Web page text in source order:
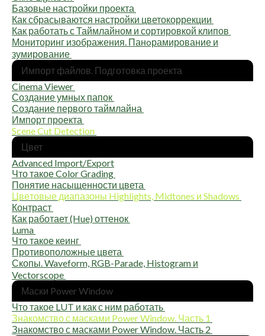
Базо­вые настрой­ки проекта
Как сбра­сы­ва­ют­ся настрой­ки цветокоррекции
Как рабо­тать с Тайм­ла­й­ном и сор­ти­ров­ко­й клипов
Мони­то­ринг изоб­ра­же­ния. Панoра­ми­ро­ва­ние и
зумирование
Импорт фай­лов. Под­го­тов­ка проекта
Cinema Viewer
Созда­ние умных папок
Созда­ние пер­во­го таймлайна
Импорт проекта
Scene Cut Detection
Цвет
Advanced Import/Export
Что такое Color Grading
Поня­тие насы­щен­но­сти цвета
Цве­то­вые диа­па­зо­ны Highlights, Midtones и Shadows
Контраст
Как рабо­та­ет (Hue) оттенок
Luma
Что такое кеинг
Про­ти­во­по­лож­ные цвета
Ско­пы. Waveform, RGB-Parade, Histogram и
Vectorscope
Мас­ки Power Window
Что такое LUT и как с ним работать
Зна­ком­ство с мас­ка­ми Power Window. Часть 1
Зна­ком­ство с мас­ка­ми Power Window. Часть 2